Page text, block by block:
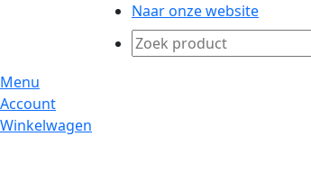
Naar onze website
Menu
Account
Winkelwagen